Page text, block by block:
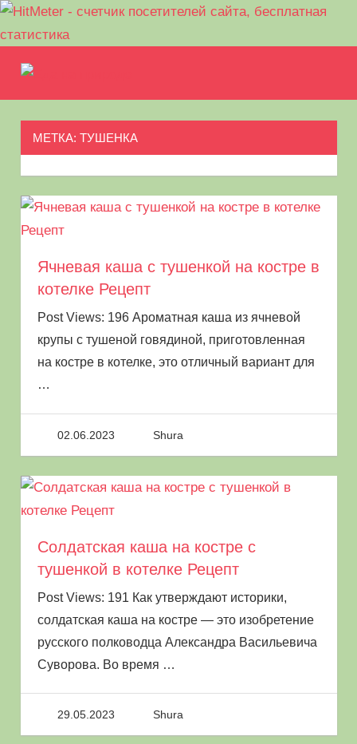
содержимому
Что
на
природе
кроме
шашлыка
МЕТКА: ТУШЕНКА
Ячневая каша с тушенкой на костре в
котелке Рецепт
Post Views: 196 Ароматная каша из ячневой
крупы с тушеной говядиной, приготовленная
на костре в котелке, это отличный вариант для
…
02.06.2023 Shura
Солдатская каша на костре с
тушенкой в котелке Рецепт
Post Views: 191 Как утверждают историки,
солдатская каша на костре — это изобретение
русского полководца Александра Васильевича
Суворова. Во время …
29.05.2023 Shura